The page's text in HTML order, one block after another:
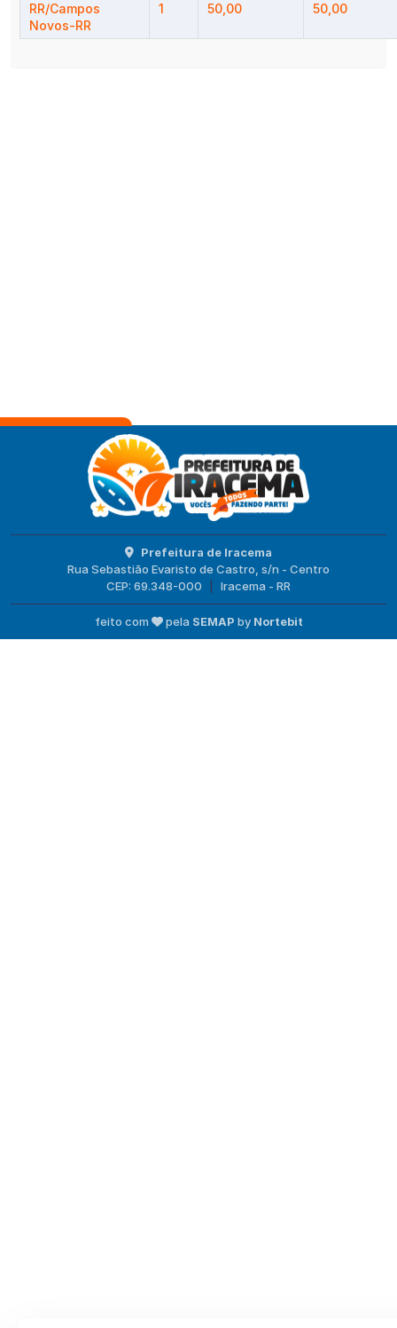
RR/Campos
Novos-RR
1 50,00 50,00
Prefeitura de Iracema
Rua Sebastião Evaristo de Castro, s/n - Centro
CEP: 69.348-000
Iracema - RR
feito com pela SEMAP by Nortebit